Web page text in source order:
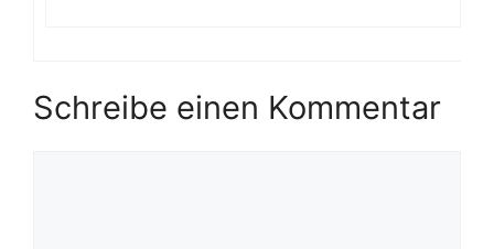
Schreibe einen Kommentar